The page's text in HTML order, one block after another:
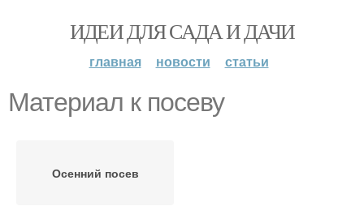
ИДЕИ ДЛЯ САДА И ДАЧИ
главная новости статьи
Материал к посеву
Осенний посев